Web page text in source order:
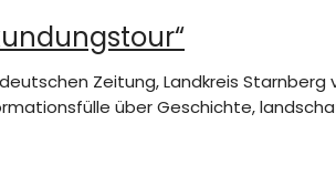
Zeitung, Landkreis Starnberg
über Geschichte,